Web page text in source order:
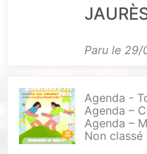
Paru le
Agenda -
Agenda –
Agenda –
Non classé